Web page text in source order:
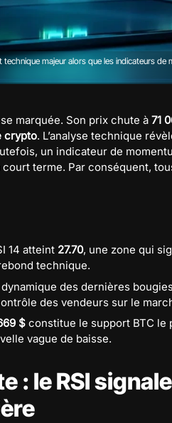
majeur alors que les indicateurs de
marquée. Son prix chute à 71
crypto. L’analyse technique
un indicateur de
terme. Par conséquent,
14 atteint 27.70, une zone qui
technique.
dynamique des dernières
des vendeurs sur le
$ constitue le support BTC le
vague de baisse.
: le RSI